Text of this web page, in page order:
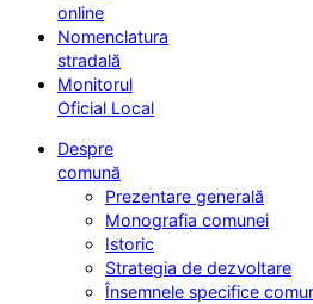
online
Nomenclatura
stradală
Monitorul
Oficial Local
Despre
comună
Prezentare generală
Monografia comunei
Istoric
Strategia de dezvoltare
Însemnele specifice